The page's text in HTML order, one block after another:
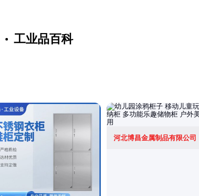
工业品百科
河北博昌金属制品有限公司